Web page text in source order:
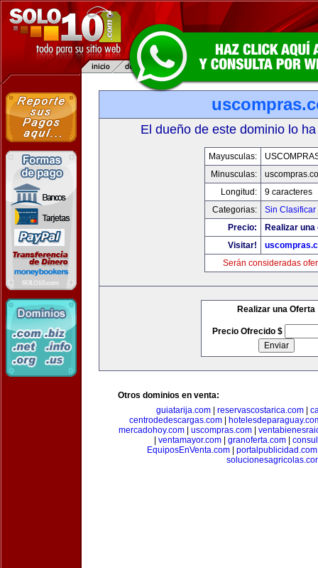
El dueño de este dominio lo
Mayusculas:
Minusculas:
Longitud:
9 caracteres
Categorias:
Sin Clasificar
Precio:
Realizar
Visitar!
Serán consideradas
Realizar una Oferta
Precio Ofrecido $
Otros dominios en venta:
guiatarija.com
reservascostarica.com
centrodedescargas.com|
mercadohoy.com| uscompras.com|
ventamayor.com| granoferta.com|
EquiposEnVenta.com
portalpublicidad.com